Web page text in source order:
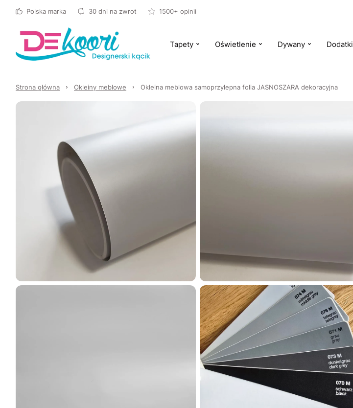
Polska marka 30 dni na zwrot 1500+ opinii
Tapety Oświetlenie Dywany Dodatki
Strona główna Okleiny meblowe Okleina meblowa samoprzylepna folia JASNOSZARA dekoracyjna